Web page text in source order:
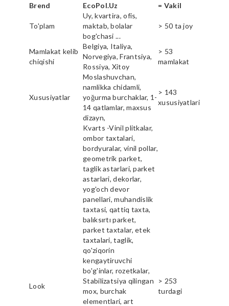
Brend EcoPol.Uz = Vakil
To'plam
Uy, kvartira, ofis,
maktab, bolalar
bog'chasi ...
> 50 ta joy
Mamlakat kelib
chiqishi
Belgiya, Italiya,
Norvegiya, Frantsiya,
Rossiya, Xitoy
> 53
mamlakat
Xususiyatlar
Moslashuvchan,
namlikka chidamli,
yoğurma burchaklar, 1-
14 qatlamlar, maxsus
dizayn,
> 143
xususiyatlari
Look
Kvarts -Vinil plitkalar,
ombor taxtalari,
bordyuralar, vinil pollar,
geometrik parket,
taglik astarlari, parket
astarlari, dekorlar,
yog'och devor
panellari, muhandislik
taxtasi, qattiq taxta,
balıksırtı parket,
parket taxtalar, etek
taxtalari, taglik,
qo'ziqorin
kengaytiruvchi
bo'g'inlar, rozetkalar,
Stabilizatsiya qilingan
mox, burchak
elementlari, art
> 253
turdagi